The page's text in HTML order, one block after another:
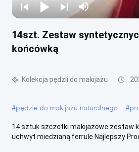
14szt. Zestaw
końcówką
Kolekcja pędzli do makijażu
#pędzle do makijażu naturalnego #
14 sztuk szczotki makijażowe zestaw
uchwyt miedzianą ferrule Najlepszy